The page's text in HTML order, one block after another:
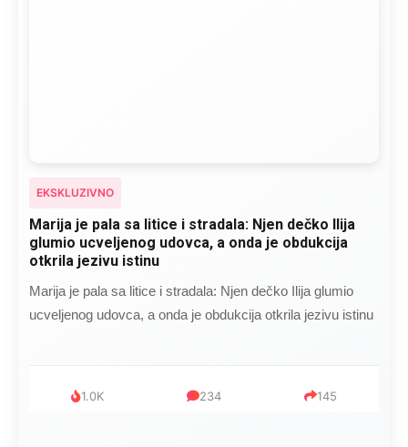
EKSKLUZIVNO
Marija je pala sa litice i stradala: Njen dečko Ilija
glumio ucveljenog udovca, a onda je obdukcija
otkrila jezivu istinu
Marija je pala sa litice i stradala: Njen dečko Ilija glumio
ucveljenog udovca, a onda je obdukcija otkrila jezivu istinu
1.0K 234 145